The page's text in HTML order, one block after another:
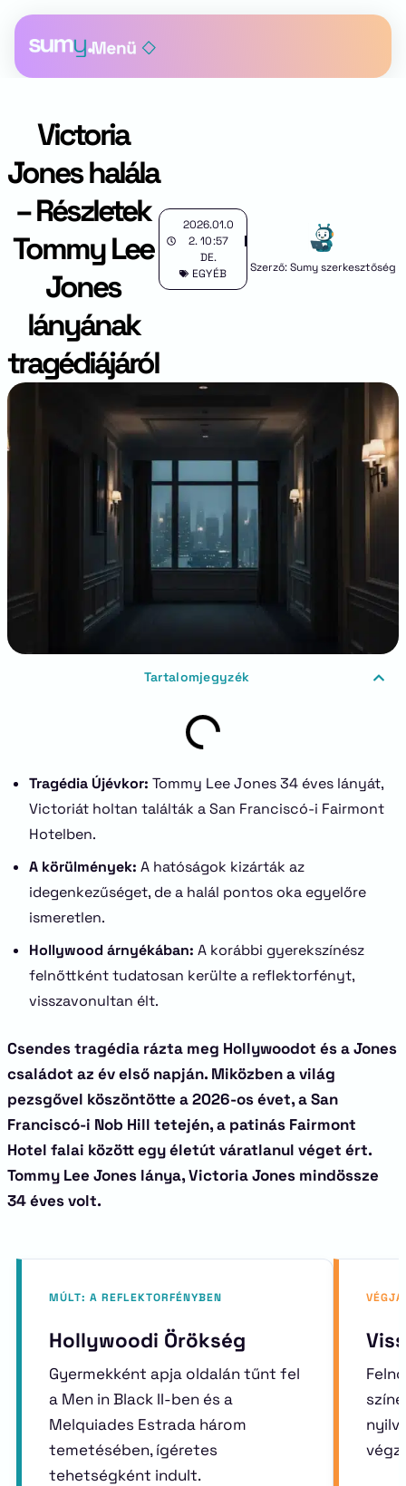
Victoria
Jones halála
– Részletek
Tommy Lee
Jones
lányának
tragédiájáról
2026.01.0
2. 10:57
DE.
EGYÉB
Szerző: Sumy szerkesztőség
Tartalomjegyzék
Tragédia Újévkor: Tommy Lee Jones 34 éves lányát,
Victoriát holtan találták a San Franciscó-i Fairmont
Hotelben.
A körülmények: A hatóságok kizárták az
idegenkezűséget, de a halál pontos oka egyelőre
ismeretlen.
Hollywood árnyékában: A korábbi gyerekszínész
felnőttként tudatosan kerülte a reflektorfényt,
visszavonultan élt.
Csendes tragédia rázta meg Hollywoodot és a Jones
családot az év első napján. Miközben a világ
pezsgővel köszöntötte a 2026-os évet, a San
Franciscó-i Nob Hill tetején, a patinás Fairmont
Hotel falai között egy életút váratlanul véget ért.
Tommy Lee Jones lánya, Victoria Jones mindössze
34 éves volt.
MÚLT: A REFLEKTORFÉNYBEN
Hollywoodi Örökség
Gyermekként apja oldalán tűnt fel
a Men in Black II-ben és a
Melquiades Estrada három
temetésében, ígéretes
tehetségként indult.